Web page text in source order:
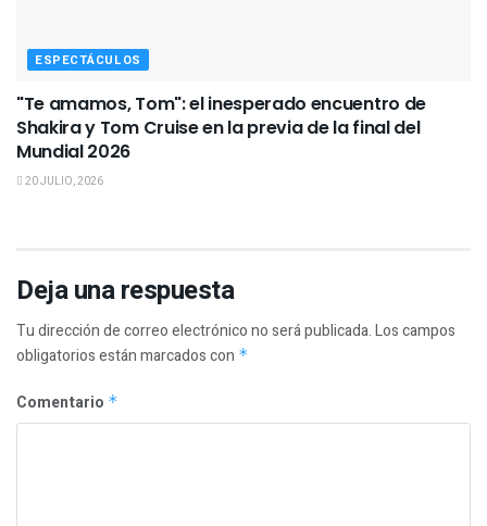
ESPECTÁCULOS
"Te amamos, Tom": el inesperado encuentro de
Shakira y Tom Cruise en la previa de la final del
Mundial 2026
20 JULIO, 2026
Deja una respuesta
Tu dirección de correo electrónico no será publicada.Los campos
obligatorios están marcados con *
Comentario *